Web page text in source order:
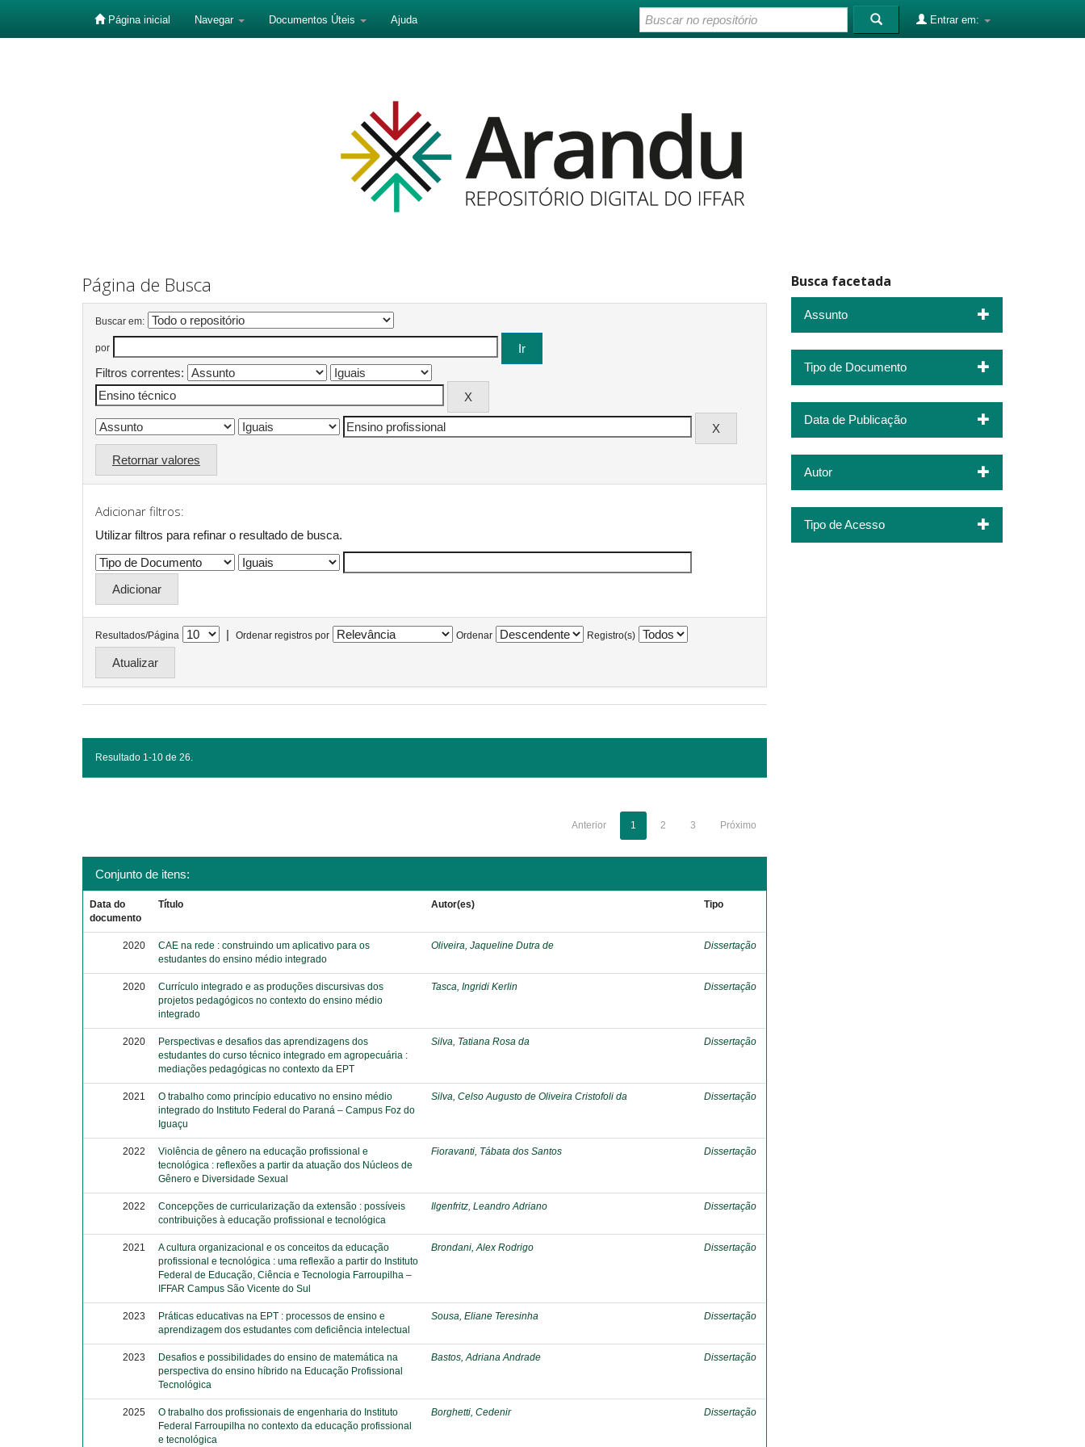
Página inicial Navegar Documentos Úteis Ajuda Entrar em:
Página de Busca
Buscar em:
por
Filtros correntes:
Retornar valores
Adicionar filtros:
Utilizar filtros para refinar o resultado de busca.
Resultados/Página | Ordenar registros por Ordenar Registro(s)
Resultado 1-10 de 26.
Anterior 1 2 3 Próximo
Conjunto de itens:
Data do
documento
Título Autor(es) Tipo
2020
CAE na rede : construindo um aplicativo para os
estudantes do ensino médio integrado
Oliveira, Jaqueline Dutra de Dissertação
2020
Currículo integrado e as produções discursivas dos
projetos pedagógicos no contexto do ensino médio
integrado
Tasca, Ingridi Kerlin Dissertação
2020
Perspectivas e desafios das aprendizagens dos
estudantes do curso técnico integrado em agropecuária :
mediações pedagógicas no contexto da EPT
Silva, Tatiana Rosa da Dissertação
2021
O trabalho como princípio educativo no ensino médio
integrado do Instituto Federal do Paraná – Campus Foz do
Iguaçu
Silva, Celso Augusto de Oliveira Cristofoli da Dissertação
2022
Violência de gênero na educação profissional e
tecnológica : reflexões a partir da atuação dos Núcleos de
Gênero e Diversidade Sexual
Fioravanti, Tábata dos Santos Dissertação
2022
Concepções de curricularização da extensão : possíveis
contribuições à educação profissional e tecnológica
Ilgenfritz, Leandro Adriano Dissertação
2021
A cultura organizacional e os conceitos da educação
profissional e tecnológica : uma reflexão a partir do Instituto
Federal de Educação, Ciência e Tecnologia Farroupilha –
IFFAR Campus São Vicente do Sul
Brondani, Alex Rodrigo Dissertação
2023
Práticas educativas na EPT : processos de ensino e
aprendizagem dos estudantes com deficiência intelectual
Sousa, Eliane Teresinha Dissertação
2023
Desafios e possibilidades do ensino de matemática na
perspectiva do ensino híbrido na Educação Profissional
Tecnológica
Bastos, Adriana Andrade Dissertação
2025
O trabalho dos profissionais de engenharia do Instituto
Federal Farroupilha no contexto da educação profissional
e tecnológica
Borghetti, Cedenir Dissertação
Busca facetada
Assunto
Tipo de Documento
Data de Publicação
Autor
Tipo de Acesso